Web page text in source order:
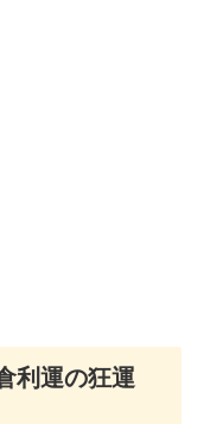
利運の狂運